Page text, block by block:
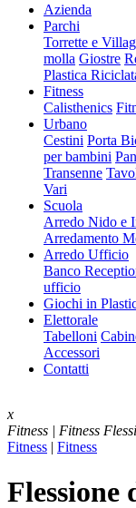
Azienda
Parchi
Torrette e
molla Giostre
Plastica
Fitness
Calisthenics
Urbano
Cestini Porta
per bambini
Transenne
Vari
Scuola
Arredo Nido e
Arredamento
Arredo Ufficio
Banco
ufficio
Giochi in
Elettorale
Tabelloni
Accessori
Contatti
x
Fitness | Fitness
Fitness | Fitness
Flessione